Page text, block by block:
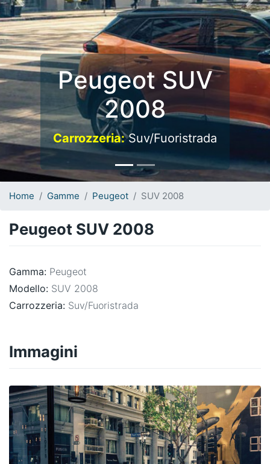
Peugeot SUV
2008
Carrozzeria:Suv/Fuoristrada
Previous Next
Home Gamme Peugeot SUV 2008
Peugeot SUV 2008
Gamma: Peugeot
Modello: SUV 2008
Carrozzeria: Suv/Fuoristrada
Immagini